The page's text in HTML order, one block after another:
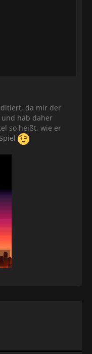
da mir der
hab daher
so heißt, wie er